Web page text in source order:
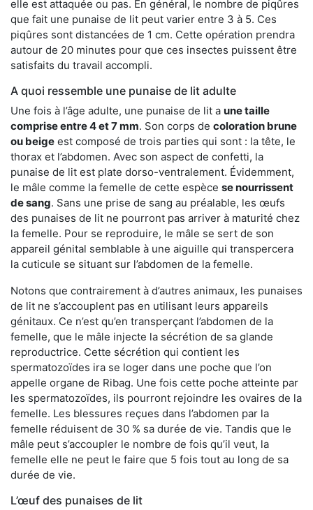
elle est attaquée ou pas. En général, le nombre de piqûres
que fait une punaise de lit peut varier entre 3 à 5. Ces
piqûres sont distancées de 1 cm. Cette opération prendra
autour de 20 minutes pour que ces insectes puissent être
satisfaits du travail accompli.
A quoi ressemble une punaise de lit adulte
Une fois à l’âge adulte, une punaise de lit a une taille
comprise entre 4 et 7 mm. Son corps de coloration brune
ou beige est composé de trois parties qui sont : la tête, le
thorax et l’abdomen. Avec son aspect de confetti, la
punaise de lit est plate dorso-ventralement. Évidemment,
le mâle comme la femelle de cette espèce se nourrissent
de sang. Sans une prise de sang au préalable, les œufs
des punaises de lit ne pourront pas arriver à maturité chez
la femelle. Pour se reproduire, le mâle se sert de son
appareil génital semblable à une aiguille qui transpercera
la cuticule se situant sur l’abdomen de la femelle.
Notons que contrairement à d’autres animaux, les punaises
de lit ne s’accouplent pas en utilisant leurs appareils
génitaux. Ce n’est qu’en transperçant l’abdomen de la
femelle, que le mâle injecte la sécrétion de sa glande
reproductrice. Cette sécrétion qui contient les
spermatozoïdes ira se loger dans une poche que l’on
appelle organe de Ribag. Une fois cette poche atteinte par
les spermatozoïdes, ils pourront rejoindre les ovaires de la
femelle. Les blessures reçues dans l’abdomen par la
femelle réduisent de 30 % sa durée de vie. Tandis que le
mâle peut s’accoupler le nombre de fois qu’il veut, la
femelle elle ne peut le faire que 5 fois tout au long de sa
durée de vie.
L’œuf des punaises de lit